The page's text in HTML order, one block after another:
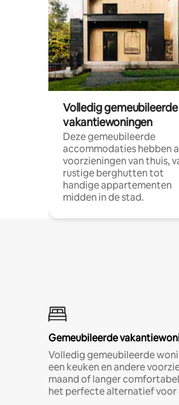
Volledig gemeubileerde
vakantiewoningen
Deze gemeubileerde
accommodaties hebben
voorzieningen van thuis,
rustige berghutten tot
handige appartementen
midden in de stad.
Gemeubileerde
Volledig gemeubileerde
een keuken en andere
maand of langer
het perfecte alternatief voor